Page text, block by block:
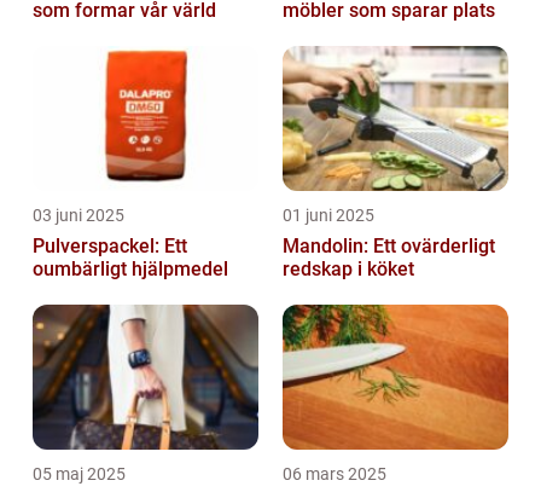
som formar vår värld
möbler som sparar plats
03 juni 2025
Pulverspackel: Ett
oumbärligt hjälpmedel
01 juni 2025
Mandolin: Ett ovärderligt
redskap i köket
05 maj 2025 06 mars 2025